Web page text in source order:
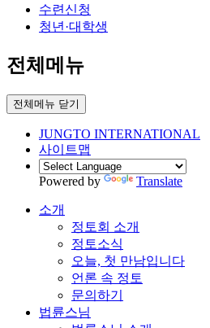
수련신청
청년·대학생
전체메뉴
전체메뉴 닫기
JUNGTO INTERNATIONAL
사이트맵
Powered by Translate
소개
정토회 소개
정토소식
오늘, 첫 만남입니다
언론 속 정토
문의하기
법륜스님